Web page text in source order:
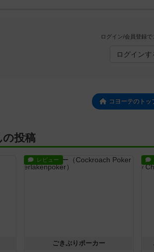
ログイン/会員登録で
ログインす
コヨーテのトッ
の投稿
レビュー
ごきぶりポーカー